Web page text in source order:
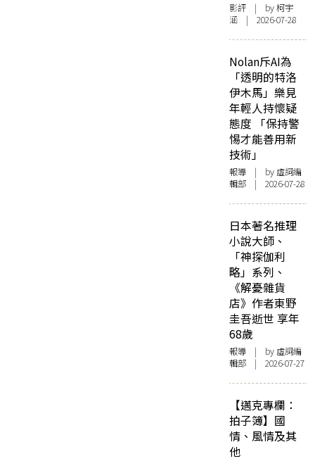
影評 | by 柯宇
涵 | 2026-07-28
Nolan斥AI為
「透明的特洛
伊木馬」樂見
年輕人持懷疑
態度 「保持警
惕才能善用新
技術」
報導 | by 虛詞編
輯部 | 2026-07-28
日本著名推理
小說大師、
「神探伽利
略」系列、
《解憂雜貨
店》作者東野
圭吾逝世 享年
68歲
報導 | by 虛詞編
輯部 | 2026-07-27
【邁克專欄：
拍子簿】國
情、風情及其
他